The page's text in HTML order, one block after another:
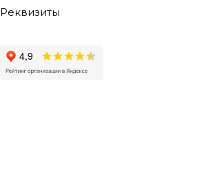
Реквизиты